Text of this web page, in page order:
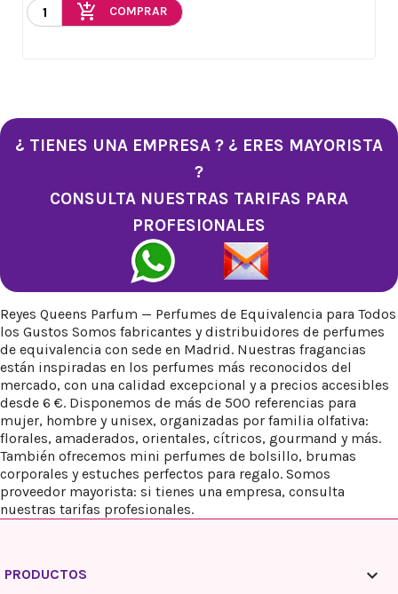
add_shopping_cart COMPRAR
¿ TIENES UNA EMPRESA ? ¿ ERES MAYORISTA
?
CONSULTA NUESTRAS TARIFAS PARA
PROFESIONALES
Reyes Queens Parfum — Perfumes de Equivalencia para Todos
los Gustos Somos fabricantes y distribuidores de perfumes
de equivalencia con sede en Madrid. Nuestras fragancias
están inspiradas en los perfumes más reconocidos del
mercado, con una calidad excepcional y a precios accesibles
desde 6 €. Disponemos de más de 500 referencias para
mujer, hombre y unisex, organizadas por familia olfativa:
florales, amaderados, orientales, cítricos, gourmand y más.
También ofrecemos mini perfumes de bolsillo, brumas
corporales y estuches perfectos para regalo. Somos
proveedor mayorista: si tienes una empresa, consulta
nuestras tarifas profesionales.
PRODUCTOS 